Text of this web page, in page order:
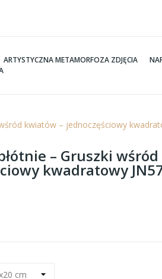
ARTYSTYCZNA METAMORFOZA ZDJĘCIA
kwiatów – jednoczęściowy
– Gruszki
kwadratowy